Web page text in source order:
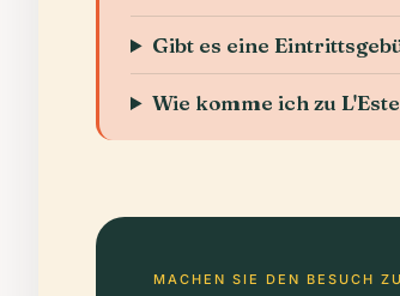
Gibt es eine
Wie komme ich zu
MACHEN SIE DEN BESUCH